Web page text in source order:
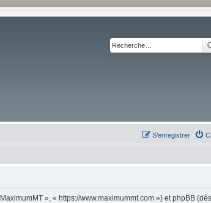
S’enregistrer
», « https://www.maximummt.com ») et phpBB